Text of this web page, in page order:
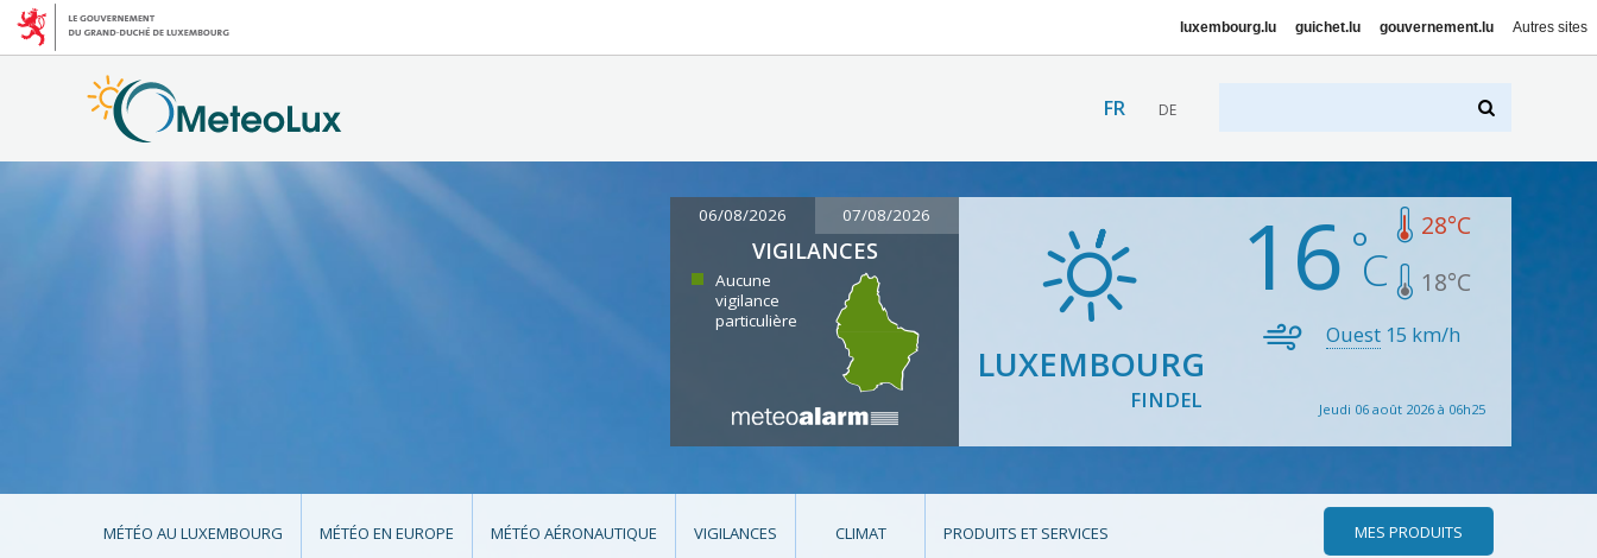
luxembourg.lu guichet.lu gouvernement.lu Autres sites
FR DE
06/08/2026 07/08/2026
VIGILANCES
Aucune
vigilance
particulière
LUXEMBOURG
FINDEL
16 28°C
18°C
Ouest 15 km/h
Jeudi 06 août 2026 à 06h25
MÉTÉO AU LUXEMBOURG MÉTÉO EN EUROPE MÉTÉO AÉRONAUTIQUE VIGILANCES CLIMAT PRODUITS ET SERVICES MES PRODUITS